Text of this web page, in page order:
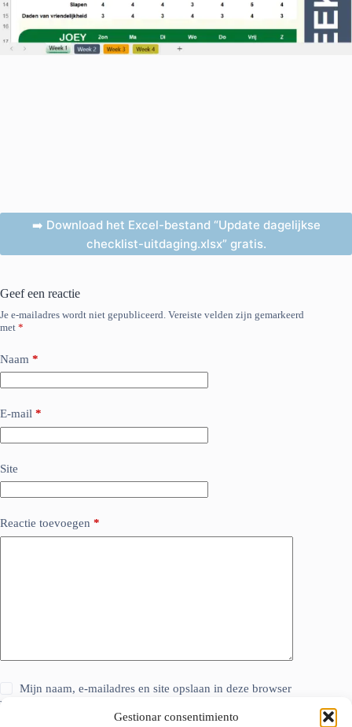
Gestionar consentimiento
➡️ Download het Excel-bestand “Update dagelijkse
checklist-uitdaging.xlsx” gratis.
Geef een reactie
Je e-mailadres wordt niet gepubliceerd. Vereiste velden zijn gemarkeerd
met *
Naam *
E-mail *
Site
Reactie toevoegen *
Mijn naam, e-mailadres en site opslaan in deze browser
voor de volgende keer wanneer ik een reactie plaats.